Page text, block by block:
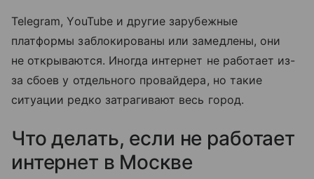
Telegram, YouTube и другие зарубежные
платформы заблокированы или замедлены, они
не открываются. Иногда интернет не работает из-
за сбоев у отдельного провайдера, но такие
ситуации редко затрагивают весь город.
Что делать, если не работает
интернет в Москве